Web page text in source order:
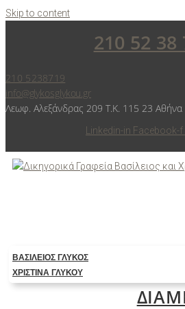
Skip to content
210 52 38
210 5238719
info@glykosglykou.gr
Λεωφ. Αλεξάνδρας 209 Τ.Κ. 115 23 Αθήνα
Linkedin-in Facebook-f
ΒΑΣΊΛΕΙΟΣ ΓΛΥΚΌΣ
ΧΡΙΣΤΊΝΑ ΓΛΥΚΟΎ